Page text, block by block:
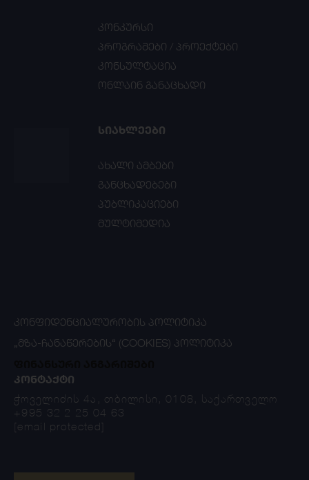
კონკურსი
პროგრამები / პროექტები
კონსულტაცია
ონლაინ განაცხადი
ᲡᲘᲐᲮᲚᲔᲔᲑᲘ
ახალი ამბები
განცხადებები
პუბლიკაციები
მულტიმედია
ᲙᲝᲜᲤᲘᲓᲔᲜᲪᲘᲐᲚᲣᲠᲝᲑᲘᲡ ᲞᲝᲚᲘᲢᲘᲙᲐ
„ᲛᲖᲐ-ᲩᲐᲜᲐᲬᲔᲠᲔᲑᲘᲡ“ (COOKIES) ᲞᲝᲚᲘᲢᲘᲙᲐ
ᲙᲝᲜᲢᲐᲥᲢᲘ
ჭოველიძის 4ა, თბილისი, 0108, საქართველო
+995 32 2 25 04 63
[email protected]